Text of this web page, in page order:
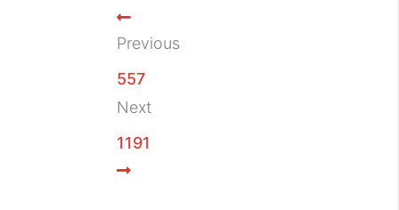
Previous
557
Next
1191